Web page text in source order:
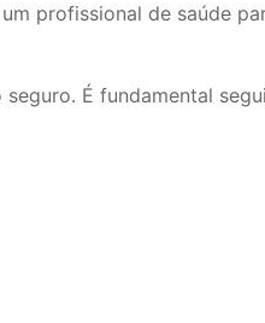
profissional de saúde
É fundamental